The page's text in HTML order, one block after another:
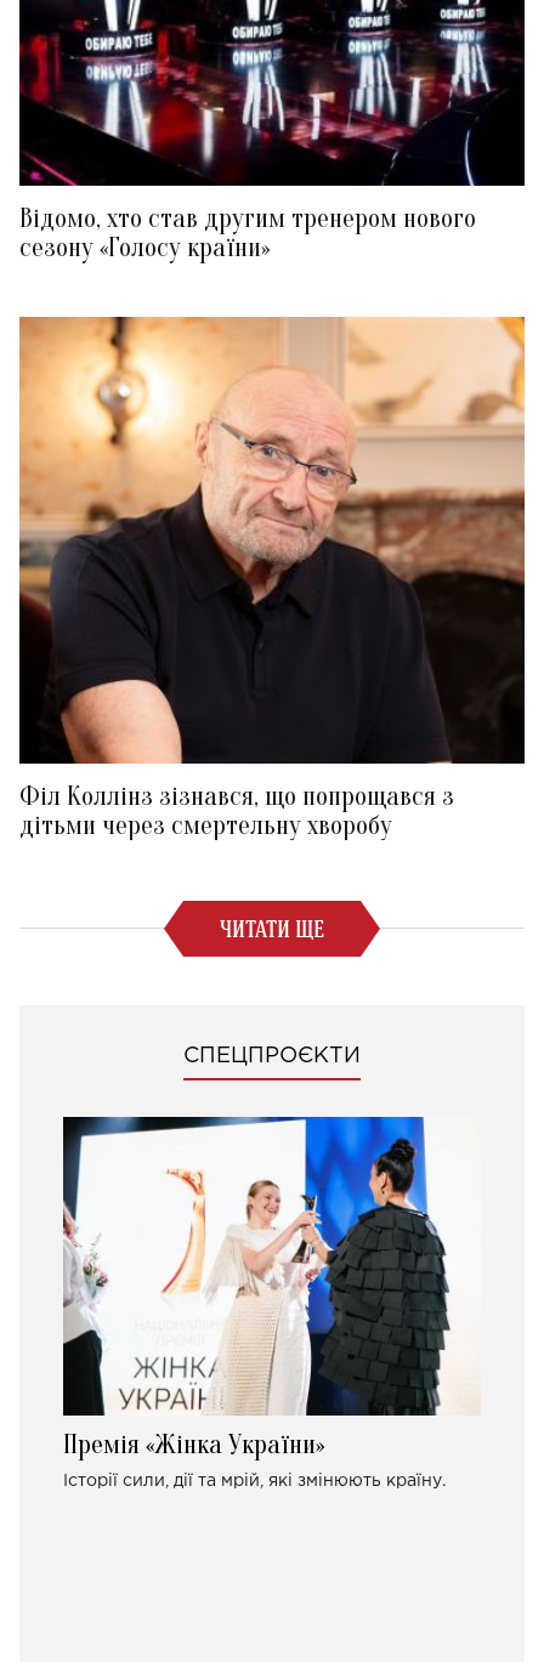
Відомо, хто став другим тренером нового
сезону «Голосу країни»
Філ Коллінз зізнався, що попрощався з
дітьми через смертельну хворобу
ЧИТАТИ ЩЕ
СПЕЦПРОЄКТИ
Премія «Жінка України»
Історії сили, дії та мрій, які змінюють країну.